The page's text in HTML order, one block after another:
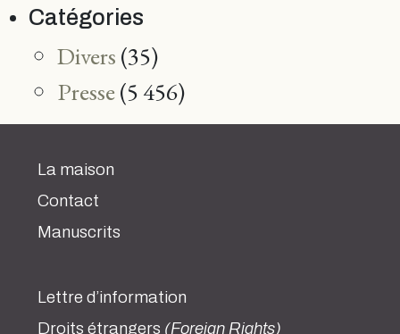
Catégories
Divers (35)
Presse(5 456)
La maison
Contact
Manuscrits
Lettre d’information
Droits étrangers (Foreign Rights)